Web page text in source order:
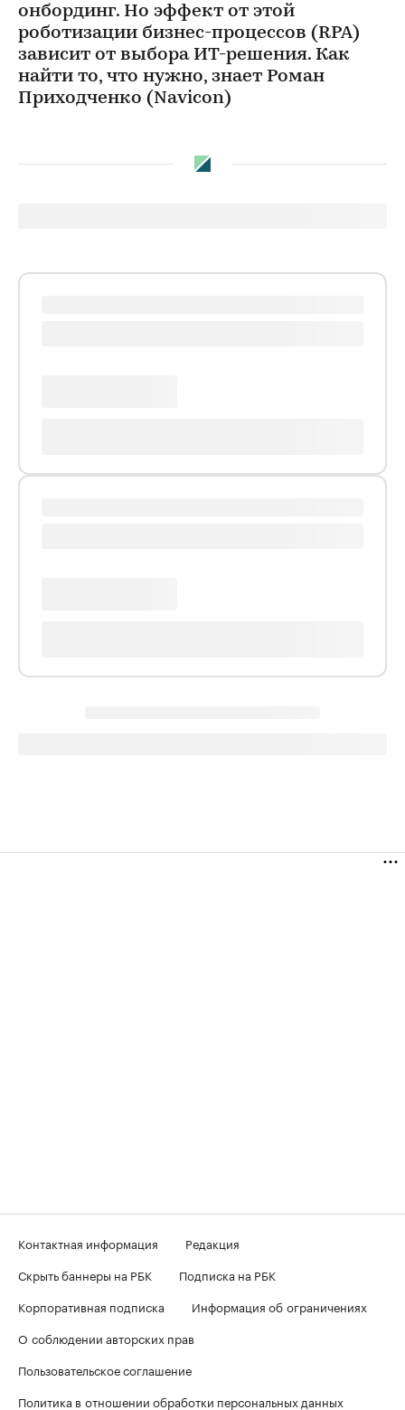
онбординг. Но эффект от этой
роботизации бизнес-процессов (RPA)
зависит от выбора ИТ-решения. Как
найти то, что нужно, знает Роман
Приходченко (Navicon)
Контактная информация
Редакция
Скрыть баннеры на РБК
Подписка на РБК
Корпоративная подписка
Информация об ограничениях
О соблюдении авторских прав
Пользовательское соглашение
Политика в отношении обработки персональных данных